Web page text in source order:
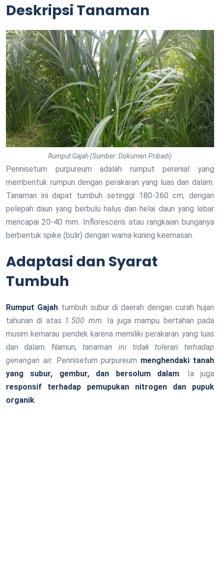
Deskripsi Tanaman
Rumput Gajah (Sumber: Dokumen Pribadi)
Pennisetum purpureum adalah rumput perenial yang
membentuk rumpun dengan perakaran yang luas dan dalam.
Tanaman ini dapat tumbuh setinggi 180-360 cm, dengan
pelepah daun yang berbulu halus dan helai daun yang lebar
mencapai 20-40 mm. Inflorescens atau rangkaian bunganya
berbentuk spike (bulir) dengan warna kuning keemasan.
Adaptasi dan Syarat
Tumbuh
Rumput Gajah tumbuh subur di daerah dengan curah hujan
tahunan di atas 1.500 mm . Ia juga mampu bertahan pada
musim kemarau pendek karena memiliki perakaran yang luas
dan dalam. Namun,tanaman ini tidak toleran terhadap
genangan air. Pennisetum purpureum menghendaki tanah
yang subur, gembur, dan bersolum dalam . Ia juga
responsif terhadap pemupukan nitrogen dan pupuk
organik